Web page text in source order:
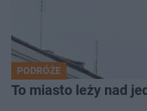
PODRÓŻE
To miasto leży nad